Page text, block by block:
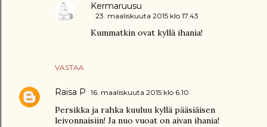
VASTAA
Kermaruusu
23. maaliskuuta 2015 klo 17.43
Kummatkin ovat kyllä ihania!
Raisa P 16. maaliskuuta 2015 klo 6.10
Persikka ja rahka kuuluu kyllä pääsiäisen
leivonnaisiin! Ja nuo vuoat on aivan ihania!